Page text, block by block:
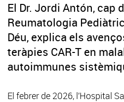
El Dr. Jordi Antón, cap
Reumatologia
Déu, explica els
teràpies CAR-T en
autoimmunes
El febrer de 2026, l’Hospital